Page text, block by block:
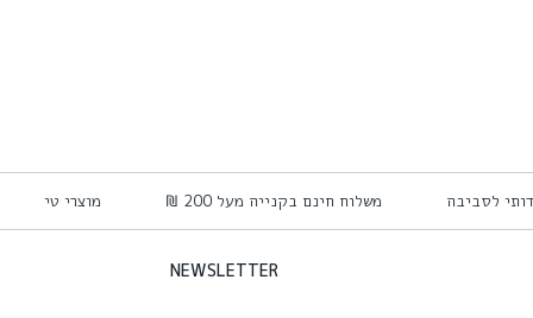
לסביבה משלוח חינם בקנייה מעל 200 ₪ מוצרי טיפוח
NEWSLETTER